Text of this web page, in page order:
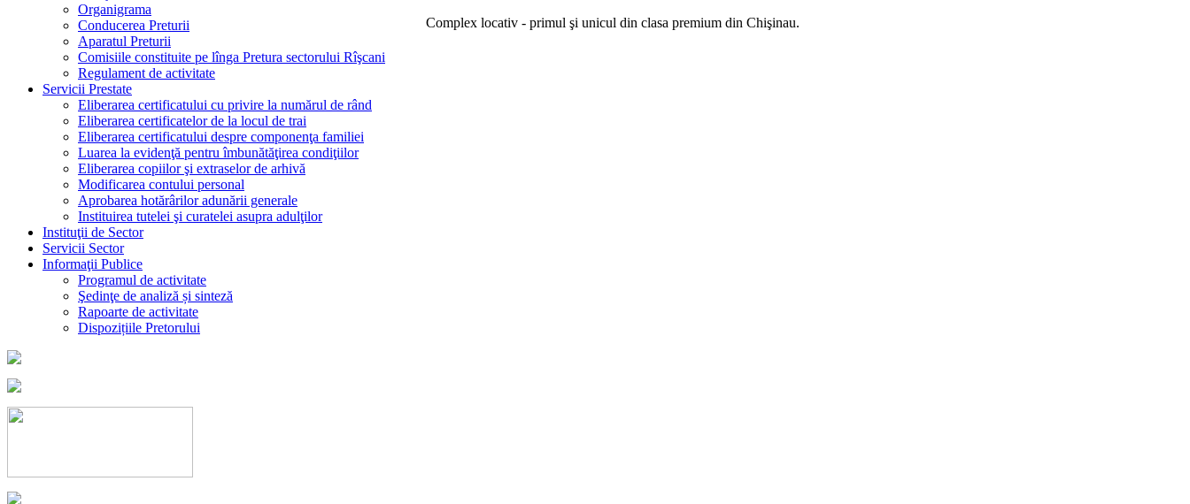
Complex locativ - primul şi unicul din clasa premium din Chişinau.
Organigrama
Conducerea Preturii
Aparatul Preturii
Comisiile constituite pe lînga Pretura sectorului Rîşcani
Regulament de activitate
Servicii Prestate
Eliberarea certificatului cu privire la numărul de rând
Eliberarea certificatelor de la locul de trai
Eliberarea certificatului despre componenţa familiei
Luarea la evidenţă pentru îmbunătăţirea condiţiilor
Eliberarea copiilor şi extraselor de arhivă
Modificarea contului personal
Aprobarea hotărârilor adunării generale
Instituirea tutelei şi curatelei asupra adulţilor
Instituţii de Sector
Servicii Sector
Informaţii Publice
Programul de activitate
Şedinţe de analiză și sinteză
Rapoarte de activitate
Dispozițiile Pretorului